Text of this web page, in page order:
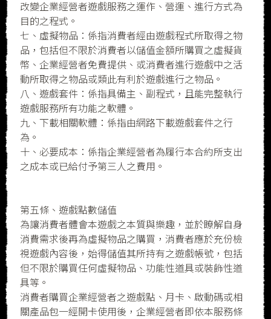
改變企業經營者遊戲服務之運作、營運、進行方式為
目的之程式。
七、虛擬物品：係指消費者經由遊戲程式所取得之物
品，包括但不限於消費者以儲值金額所購買之虛擬貨
幣、企業經營者免費提供、或消費者進行遊戲中之活
動所取得之物品或類此有利於遊戲進行之物品。
八、遊戲套件：係指具備主、副程式，且能完整執行
遊戲服務所有功能之軟體。
九、下載相關軟體：係指由網路下載遊戲套件之行
為。
十、必要成本：係指企業經營者為履行本合約所支出
之成本或已給付予第三人之費用。
第五條、遊戲點數儲值
為讓消費者體會本遊戲之本質與樂趣，並於瞭解自身
消費需求後再為虛擬物品之購買，消費者應於充份檢
視遊戲內容後，始得儲值其所持有之遊戲帳號，包括
但不限於購買任何虛擬物品、功能性道具或裝飾性道
具等。
消費者購買企業經營者之遊戲點、月卡、啟動碼或相
關產品包一經開卡使用後，企業經營者即依本服務條